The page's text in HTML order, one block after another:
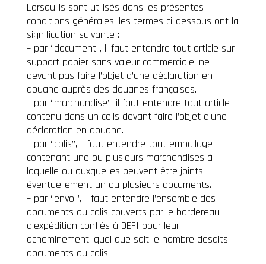
Lorsqu’ils sont utilisés dans les présentes
conditions générales, les termes ci-dessous ont la
signification suivante :
– par “document”, il faut entendre tout article sur
support papier sans valeur commerciale, ne
devant pas faire l’objet d’une déclaration en
douane auprès des douanes françaises.
– par “marchandise”, il faut entendre tout article
contenu dans un colis devant faire l’objet d’une
déclaration en douane.
– par “colis”, il faut entendre tout emballage
contenant une ou plusieurs marchandises à
laquelle ou auxquelles peuvent être joints
éventuellement un ou plusieurs documents.
– par “envoi”, il faut entendre l’ensemble des
documents ou colis couverts par le bordereau
d’expédition confiés à DEFI pour leur
acheminement, quel que soit le nombre desdits
documents ou colis.